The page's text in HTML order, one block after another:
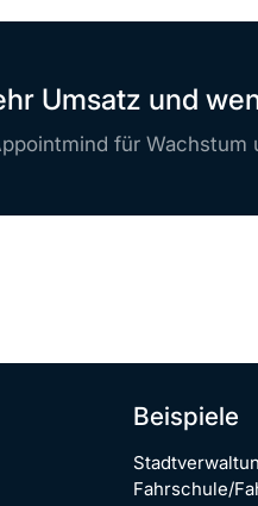
Umsatz und
für Wachstum
Beispiele
Fahrschule/